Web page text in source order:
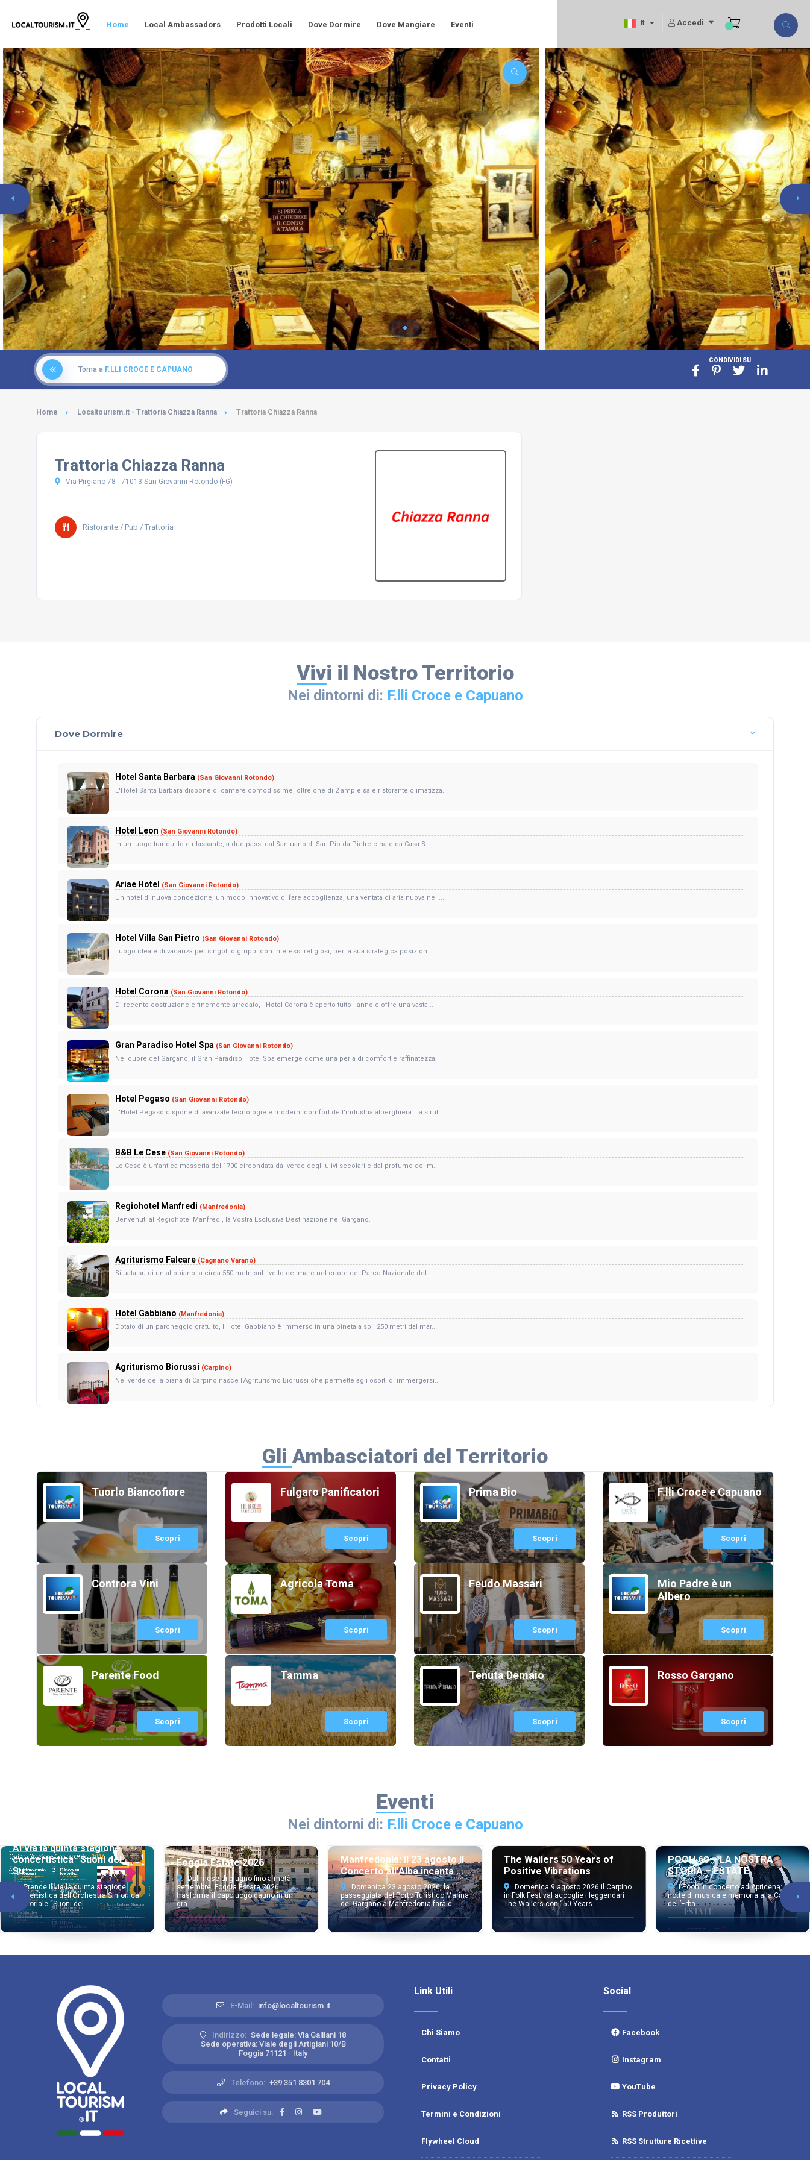
Accedi
It
Home Local Ambassadors Prodotti Locali Dove Dormire Dove Mangiare Eventi
Torna a F.LLI CROCE E CAPUANO
CONDIVIDI SU
Home Localtourism.it - Trattoria Chiazza Ranna Trattoria Chiazza Ranna
Trattoria Chiazza Ranna
Via Pirgiano 78 - 71013 San Giovanni Rotondo (FG)
Ristorante / Pub / Trattoria
Vivi il Nostro Territorio
Nei dintorni di: F.lli Croce e Capuano
Dove Dormire
Hotel Santa Barbara (San Giovanni Rotondo)
L'Hotel Santa Barbara dispone di camere comodissime, oltre che di 2 ampie sale ristorante climatizza...
Hotel Leon (San Giovanni Rotondo)
In un luogo tranquillo e rilassante, a due passi dal Santuario di San Pio da Pietrelcina e da Casa S...
Ariae Hotel
(San Giovanni Rotondo)
Un hotel di nuova concezione, un modo innovativo di fare accoglienza, una ventata di aria nuova nell...
Hotel Villa San Pietro (San Giovanni Rotondo)
Luogo ideale di vacanza per singoli o gruppi con interessi religiosi, per la sua strategica posizion...
Hotel Corona (San Giovanni Rotondo)
Di recente costruzione e finemente arredato, l'Hotel Corona è aperto tutto l'anno e offre una vasta...
Gran Paradiso Hotel Spa (San Giovanni Rotondo)
Nel cuore del Gargano, il Gran Paradiso Hotel Spa emerge come una perla di comfort e raffinatezza.
Hotel Pegaso (San Giovanni Rotondo)
L'Hotel Pegaso dispone di avanzate tecnologie e moderni comfort dell'industria alberghiera. La strut...
B&B Le Cese (San Giovanni Rotondo)
Le Cese è un'antica masseria del 1700 circondata dal verde degli ulivi secolari e dal profumo dei m...
Regiohotel Manfredi (Manfredonia)
Benvenuti al Regiohotel Manfredi, la Vostra Esclusiva Destinazione nel Gargano.
Agriturismo Falcare (Cagnano Varano)
Situata su di un altopiano, a circa 550 metri sul livello del mare nel cuore del Parco Nazionale del...
Hotel Gabbiano (Manfredonia)
Dotato di un parcheggio gratuito, l'Hotel Gabbiano è immerso in una pineta a soli 250 metri dal mar...
Agriturismo Biorussi (Carpino)
Nel verde della piana di Carpino nasce l'Agriturismo Biorussi che permette agli ospiti di immergersi...
Gli Ambasciatori del Territorio
Tuorlo Biancofiore
Scopri
Fulgaro Panificatori
Scopri
Prima Bio
Scopri
F.lli Croce e Capuano
Scopri
Controra Vini
Scopri
Agricola Toma
Scopri
Feudo Massari
Scopri
Mio Padre è un
Albero
Scopri
Parente Food
Scopri
Tamma
Scopri
Tenuta Demaio
Scopri
Rosso Gargano
Scopri
Eventi
Nei dintorni di: F.lli Croce e Capuano
Al via la quinta stagione
concertistica “Suoni del
Su...
Prende il via la quinta stagione
concertistica dell’Orchestra Sinfonica
Territoriale “Suoni del ...
Foggia Estate 2026
Dal mese di giugno fino a metà
settembre, Foggia Estate 2026
trasforma il capoluogo dauno in un
gra...
Manfredonia: il 23 agosto il
Concerto all'Alba incanta ...
Domenica 23 agosto 2026, la
passeggiata del Porto Turistico Marina
del Gargano a Manfredonia farà d...
The Wailers 50 Years of
Positive Vibrations
Domenica 9 agosto 2026 il Carpino
in Folk Festival accoglie i leggendari
The Wailers con “50 Years...
POOH 60 – LA NOSTRA
STORIA – ESTATE
I Pooh in concerto ad Apricena: una
notte di musica e memoria alla Cava
dell’Erba.
E-Mail: info@localtourism.it
Indirizzo: Sede legale: Via Galliani 18
Sede operativa: Viale degli Artigiani 10/B
Foggia 71121 - Italy
Telefono: +39 351 8301 704
Seguici su:
Link Utili
Chi Siamo
Contatti
Privacy Policy
Termini e Condizioni
Flywheel Cloud
Social
Facebook
Instagram
YouTube
RSS Produttori
RSS Strutture Ricettive